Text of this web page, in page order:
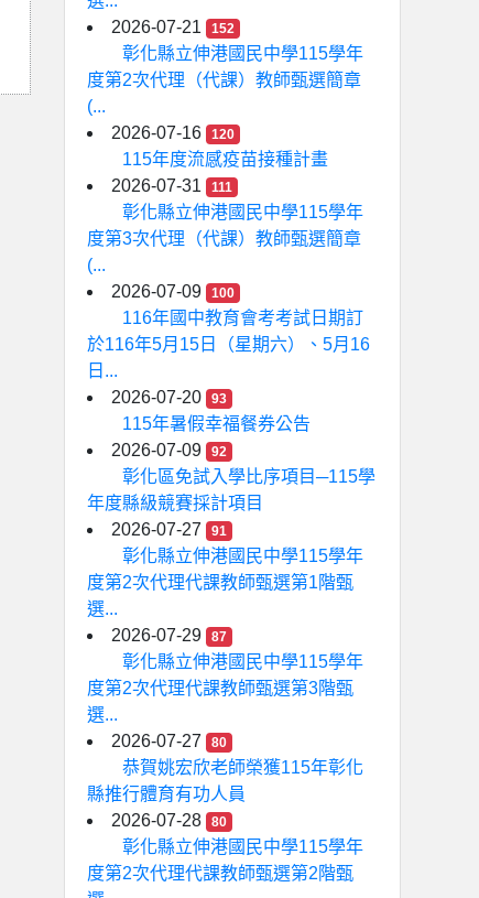
2026-07-21
152
彰化縣立伸港國民中學115學年
度第2次代理（代課）教師甄選簡章
(...
2026-07-16
120
115年度流感疫苗接種計畫
2026-07-31
111
彰化縣立伸港國民中學115學年
度第3次代理（代課）教師甄選簡章
(...
2026-07-09
100
116年國中教育會考考試日期訂
於116年5月15日（星期六）、5月16
日...
2026-07-20
93
115年暑假幸福餐券公告
2026-07-09
92
彰化區免試入學比序項目─115學
年度縣級競賽採計項目
2026-07-27
91
彰化縣立伸港國民中學115學年
度第2次代理代課教師甄選第1階甄
選...
2026-07-29
87
彰化縣立伸港國民中學115學年
度第2次代理代課教師甄選第3階甄
選...
2026-07-27
80
恭賀姚宏欣老師榮獲115年彰化
縣推行體育有功人員
2026-07-28
80
彰化縣立伸港國民中學115學年
度第2次代理代課教師甄選第2階甄